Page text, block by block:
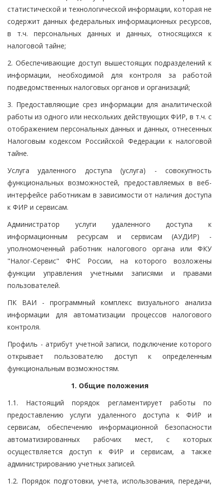
статистической и технологической информации, которая не
содержит данных федеральных информационных ресурсов,
в т.ч. персональных данных и данных, относящихся к
налоговой тайне;
2. Обеспечивающие доступ вышестоящих подразделений к
информации, необходимой для контроля за работой
подведомственных налоговых органов и организаций;
3. Предоставляющие срез информации для аналитической
работы из одного или нескольких действующих ФИР, в т.ч. с
отображением персональных данных и данных, отнесенных
Налоговым кодексом Российской Федерации к налоговой
тайне.
Услуга удаленного доступа (услуга) - совокупность
функциональных возможностей, предоставляемых в веб-
интерфейсе работникам в зависимости от наличия доступа
к ФИР и сервисам.
Администратор услуги удаленного доступа к
информационным ресурсам и сервисам (АУДИР) -
уполномоченный работник налогового органа или ФКУ
"Налог-Сервис" ФНС России, на которого возложены
функции управления учетными записями и правами
пользователей.
ПК ВАИ - программный комплекс визуального анализа
информации для автоматизации процессов налогового
контроля.
Профиль - атрибут учетной записи, подключение которого
открывает пользователю доступ к определенным
функциональным возможностям.
1. Общие положения
1.1. Настоящий порядок регламентирует работы по
предоставлению услуги удаленного доступа к ФИР и
сервисам, обеспечению информационной безопасности
автоматизированных рабочих мест, с которых
осуществляется доступ к ФИР и сервисам, а также
администрированию учетных записей.
1.2. Порядок подготовки, учета, использования, передачи,